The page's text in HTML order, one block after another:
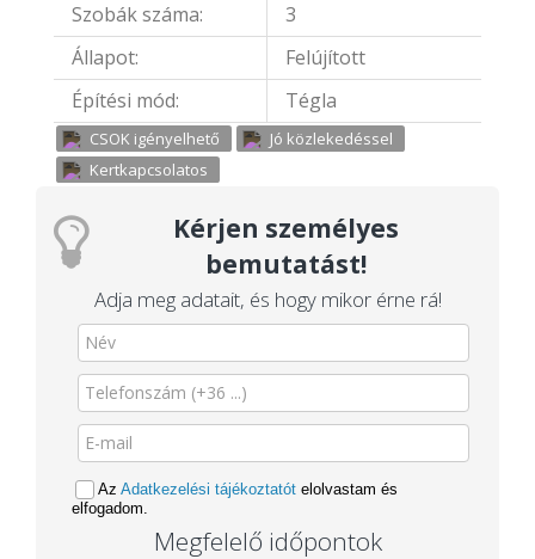
Szobák száma:
3
Állapot:
Felújított
Építési mód:
Tégla
CSOK igényelhető
Jó közlekedéssel
Kertkapcsolatos
Kérjen személyes
bemutatást!
Adja meg adatait, és hogy mikor érne rá!
Az Adatkezelési tájékoztatót elolvastam és
elfogadom.
Megfelelő időpontok